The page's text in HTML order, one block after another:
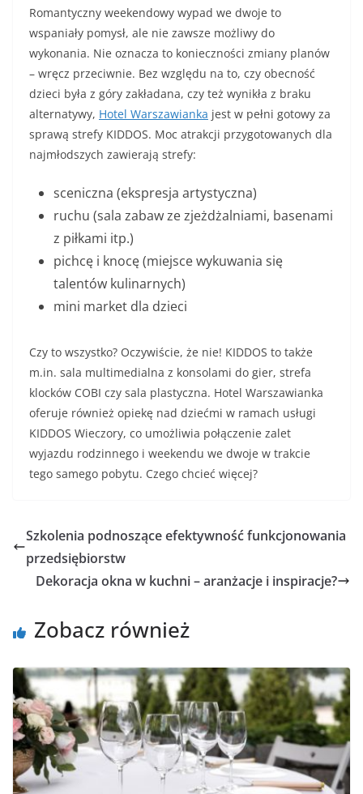
Romantyczny weekendowy wypad we dwoje to
wspaniały pomysł, ale nie zawsze możliwy do
wykonania. Nie oznacza to konieczności zmiany planów
– wręcz przeciwnie. Bez względu na to, czy obecność
dzieci była z góry zakładana, czy też wynikła z braku
alternatywy, Hotel Warszawianka jest w pełni gotowy za
sprawą strefy KIDDOS. Moc atrakcji przygotowanych dla
najmłodszych zawierają strefy:
sceniczna (ekspresja artystyczna)
ruchu (sala zabaw ze zjeżdżalniami, basenami
z piłkami itp.)
pichcę i knocę (miejsce wykuwania się
talentów kulinarnych)
mini market dla dzieci
Czy to wszystko? Oczywiście, że nie! KIDDOS to także
m.in. sala multimedialna z konsolami do gier, strefa
klocków COBI czy sala plastyczna. Hotel Warszawianka
oferuje również opiekę nad dziećmi w ramach usługi
KIDDOS Wieczory, co umożliwia połączenie zalet
wyjazdu rodzinnego i weekendu we dwoje w trakcie
tego samego pobytu. Czego chcieć więcej?
Szkolenia podnoszące efektywność funkcjonowania
przedsiębiorstw
Dekoracja okna w kuchni – aranżacje i inspiracje?
Zobacz również